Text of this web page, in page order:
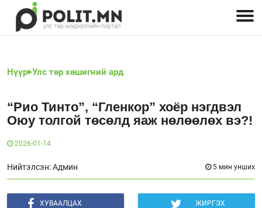
Нүүр Улс төр хөшигний ард
“Рио Тинто”, “Гленкор” хоёр нэгдвэл
Оюу толгой төсөлд яаж нөлөөлөх вэ?!
2026-01-14
Нийтэлсэн: Админ 5 мин унших
ХУВААЛЦАХ ЖИРГЭХ